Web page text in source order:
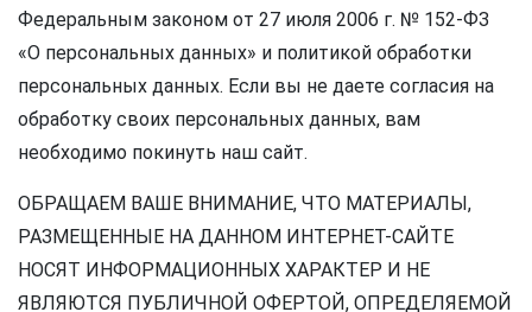
Федеральным законом от 27 июля 2006 г. № 152-ФЗ
«О персональных данных» и политикой обработки
персональных данных. Если вы не даете согласия на
обработку своих персональных данных, вам
необходимо покинуть наш сайт.
ОБРАЩАЕМ ВАШЕ ВНИМАНИЕ, ЧТО МАТЕРИАЛЫ,
РАЗМЕЩЕННЫЕ НА ДАННОМ ИНТЕРНЕТ-САЙТЕ
НОСЯТ ИНФОРМАЦИОННЫХ ХАРАКТЕР И НЕ
ЯВЛЯЮТСЯ ПУБЛИЧНОЙ ОФЕРТОЙ, ОПРЕДЕЛЯЕМОЙ